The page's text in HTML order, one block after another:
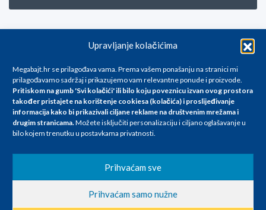
Upravljanje kolačićima
Megabajt.hr se prilagođava vama. Prema vašem ponašanju na stranici mi
prilagođavamo sadržaj i prikazujemo vam relevantne ponude i proizvode.
Pritiskom na gumb 'Svi kolačići' ili bilo koju poveznicu izvan ovog prostora
također pristajete na korištenje cookiesa (kolačića) i proslijeđivanje
informacija kako bi prikazivali ciljane reklame na društvenim mrežama i
drugim stranicama.Možete isključiti personalizaciju i ciljano oglašavanje u
bilo kojem trenutku u postavkama privatnosti.
Prihvaćam sve
Prihvaćam samo nužne
Za artikle kojih trenutno nema u ponudi obratite nam se na
info@megabajt.hr. Sve cijene su informativnog karaktera i podložne su
promjenama, a
iskazane su za avansno plaćanje(gotovina) u Eurima i uključuju PDV. Sve
se razlikovati od cijena u našim poslovnicama. Trudimo se dati što bolji
i točniji opis i sliku. Unatoč tome, ne možemo garantirati da su svi
nastale u opisu proizvoda, greške prilikom štampanja te promjene